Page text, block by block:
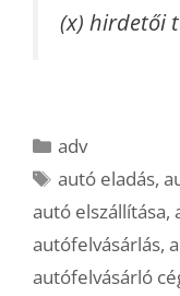
(x) hirdetői
Kategória
adv
Címkék
autó eladás,
autó elszállítása,
autófelvásárlás,
autófelvásárló